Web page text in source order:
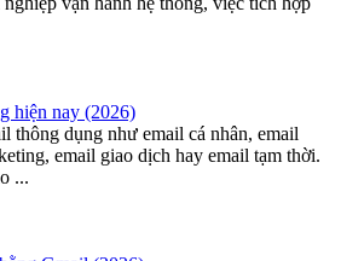
hiện nay (2026)
thông dụng như email cá nhân, email
email giao dịch hay email tạm thời.
...